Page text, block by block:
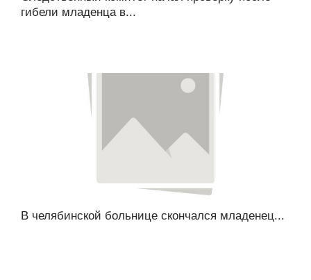
гибели младенца в...
В челябинской больнице скончался младенец...